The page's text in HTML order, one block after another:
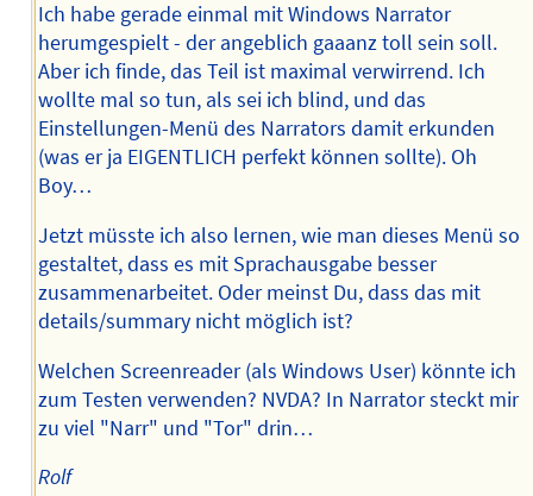
Ich habe gerade einmal mit Windows Narrator
herumgespielt - der angeblich gaaanz toll sein soll.
Aber ich finde, das Teil ist maximal verwirrend. Ich
wollte mal so tun, als sei ich blind, und das
Einstellungen-Menü des Narrators damit erkunden
(was er ja EIGENTLICH perfekt können sollte). Oh
Boy…
Jetzt müsste ich also lernen, wie man dieses Menü so
gestaltet, dass es mit Sprachausgabe besser
zusammenarbeitet. Oder meinst Du, dass das mit
details/summary nicht möglich ist?
Welchen Screenreader (als Windows User) könnte ich
zum Testen verwenden? NVDA? In Narrator steckt mir
zu viel "Narr" und "Tor" drin…
Rolf